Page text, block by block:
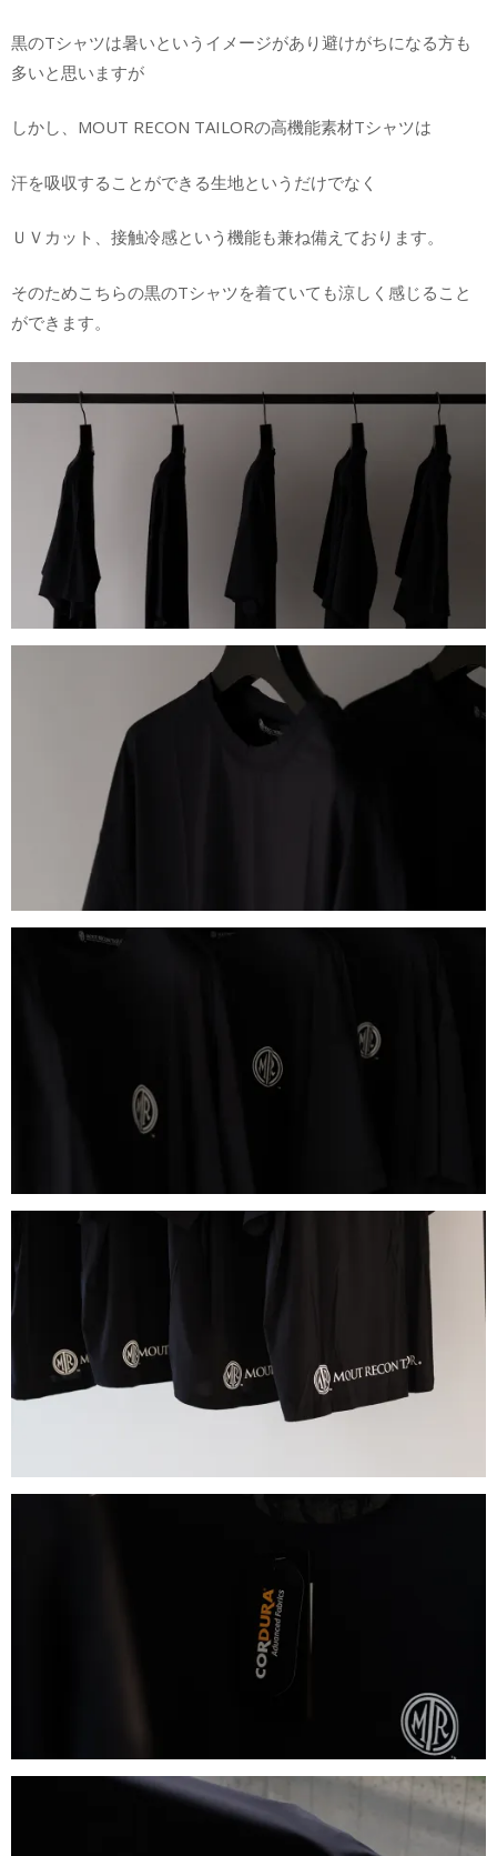
黒のTシャツは暑いというイメージがあり避けがちになる方も
多いと思いますが
しかし、MOUT RECON TAILORの高機能素材Tシャツは
汗を吸収することができる生地というだけでなく
ＵＶカット、接触冷感という機能も兼ね備えております。
そのためこちらの黒のTシャツを着ていても涼しく感じること
ができます。